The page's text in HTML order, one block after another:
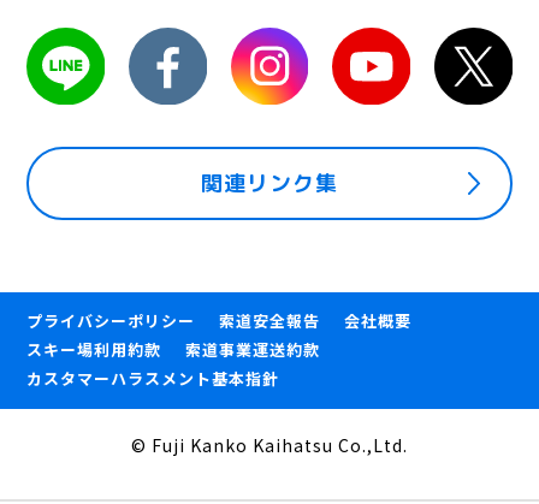
関連リンク集
プライバシーポリシー 索道安全報告
会社概要
スキー場利用約款
索道事業運送約款
カスタマーハラスメント基本指針
© Fuji Kanko Kaihatsu Co.,Ltd.